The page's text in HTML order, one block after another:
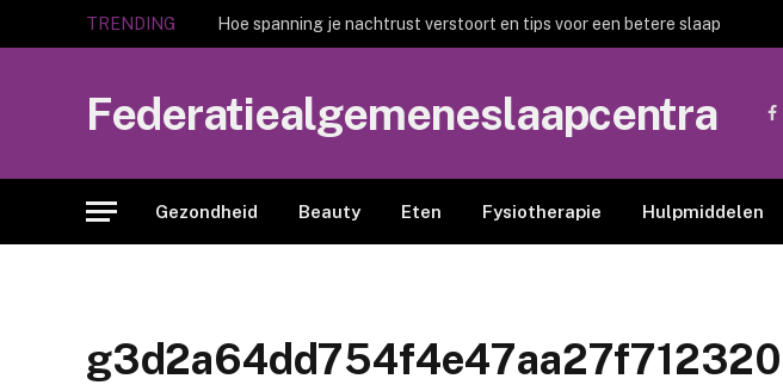
TRENDING Hoe spanning je nachtrust verstoort en tips voor een betere slaap
Federatiealgemeneslaapcentra
Gezondheid Beauty Eten Fysiotherapie Hulpmiddelen